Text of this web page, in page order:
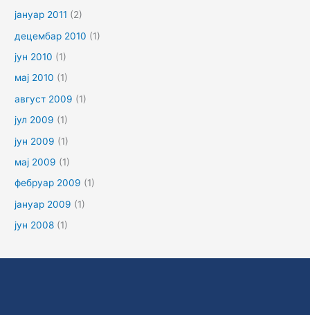
јануар 2011 (2)
децембар 2010 (1)
јун 2010 (1)
мај 2010 (1)
август 2009 (1)
јул 2009 (1)
јун 2009 (1)
мај 2009 (1)
фебруар 2009 (1)
јануар 2009 (1)
јун 2008 (1)